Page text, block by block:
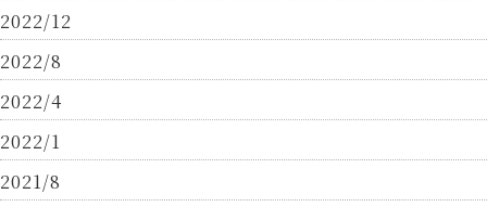
2022/12
2022/8
2022/4
2022/1
2021/8